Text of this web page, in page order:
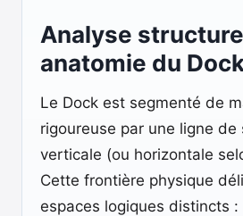
Analyse
anatomie du
Le Dock est segmenté de
rigoureuse par une ligne de
verticale (ou horizontale
Cette frontière physique
espaces logiques distincts :